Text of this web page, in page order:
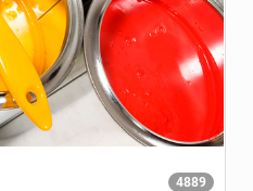
4889